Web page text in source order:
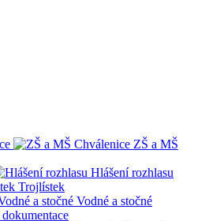
ZŠ a MŠ
Hlášení rozhlasu
Trojlístek
Vodné a stočné